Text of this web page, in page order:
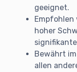
geeignet.
Empfohlen
hoher
Bewährt
allen